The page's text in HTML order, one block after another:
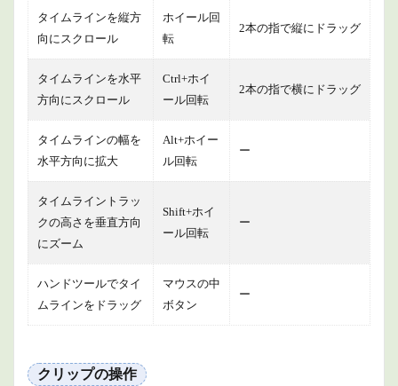
横軸
（時
間）を
変えず
にクリ
他のト
ラック
に移動
1.2.3
クリッ
プを延
長また
タイム
上の隣
接する
ャッフ
タイムラインを縦方
向にスクロール
ホイール回
転
2本の指で縦にドラッグ
タイムラインを水平
方向にスクロール
Ctrl+ホイ
ール回転
2本の指で横にドラッグ
タイムラインの幅を
水平方向に拡大
Alt+ホイー
ル回転
ー
タイムライントラッ
クの高さを垂直方向
にズーム
Shift+ホイ
ール回転
ー
ハンドツールでタイ
ムラインをドラッグ
マウスの中
ボタン
ー
クリップの操作